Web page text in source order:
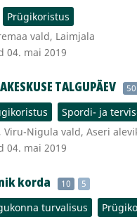
Prügikoristus
vald, Laimjala
04. mai 2019
TALGUPÄEV 50
Spordi- ja
Viru-Nigula vald, Aseri
04. mai 2019
korda 10 5
turvalisus